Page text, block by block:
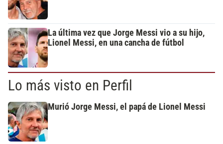
La última vez que Jorge Messi vio a su hijo,
Lionel Messi, en una cancha de fútbol
Lo más visto en Perfil
Murió Jorge Messi, el papá de Lionel Messi